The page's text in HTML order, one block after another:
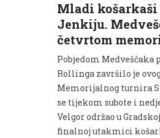
Mladi
Jenkiju.
četvrtom
Pobjedom
Rollinga završilo je
Memorijalnog turnira
se tijekom subote i
Velgor održao u
finalnoj utakmici